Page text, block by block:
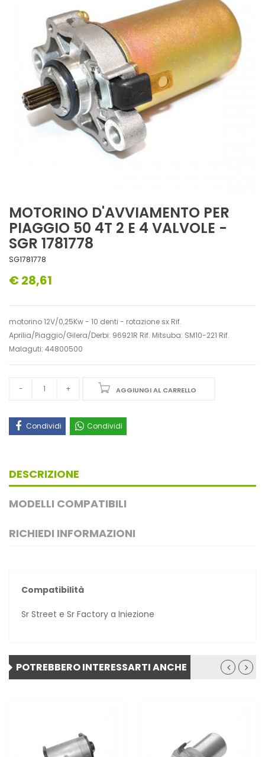
MOTORINO D'AVVIAMENTO PER
PIAGGIO 50 4T 2 E 4 VALVOLE -
SGR 1781778
SG1781778
€ 28,61
motorino 12V/0,25Kw - 10 denti - rotazione sx Rif.
Aprilia/Piaggio/Gilera/Derbi: 96921R Rif. Mitsuba: SM10-221 Rif.
Malaguti: 44800500
AGGIUNGI AL CARRELLO
Condividi Condividi
DESCRIZIONE
MODELLI COMPATIBILI
RICHIEDI INFORMAZIONI
Compatibilità
Sr Street e Sr Factory a Iniezione
POTREBBERO INTERESSARTI ANCHE